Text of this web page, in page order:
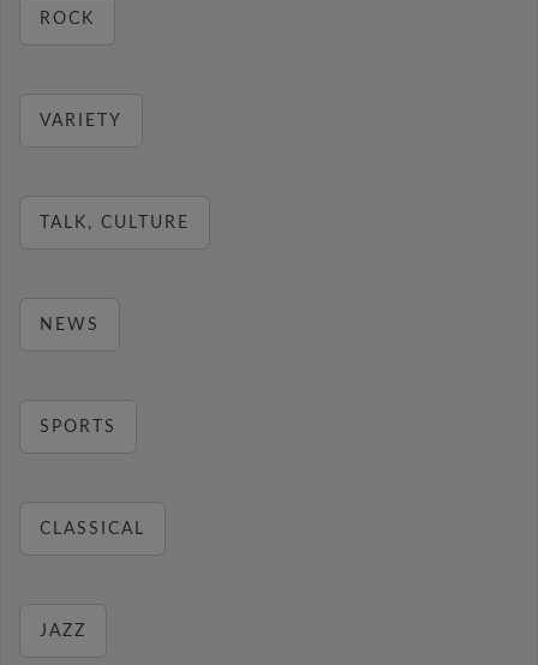
ROCK
VARIETY
TALK, CULTURE
NEWS
SPORTS
CLASSICAL
JAZZ